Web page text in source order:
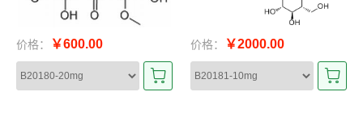
价格： ￥600.00 价格： ￥2000.00